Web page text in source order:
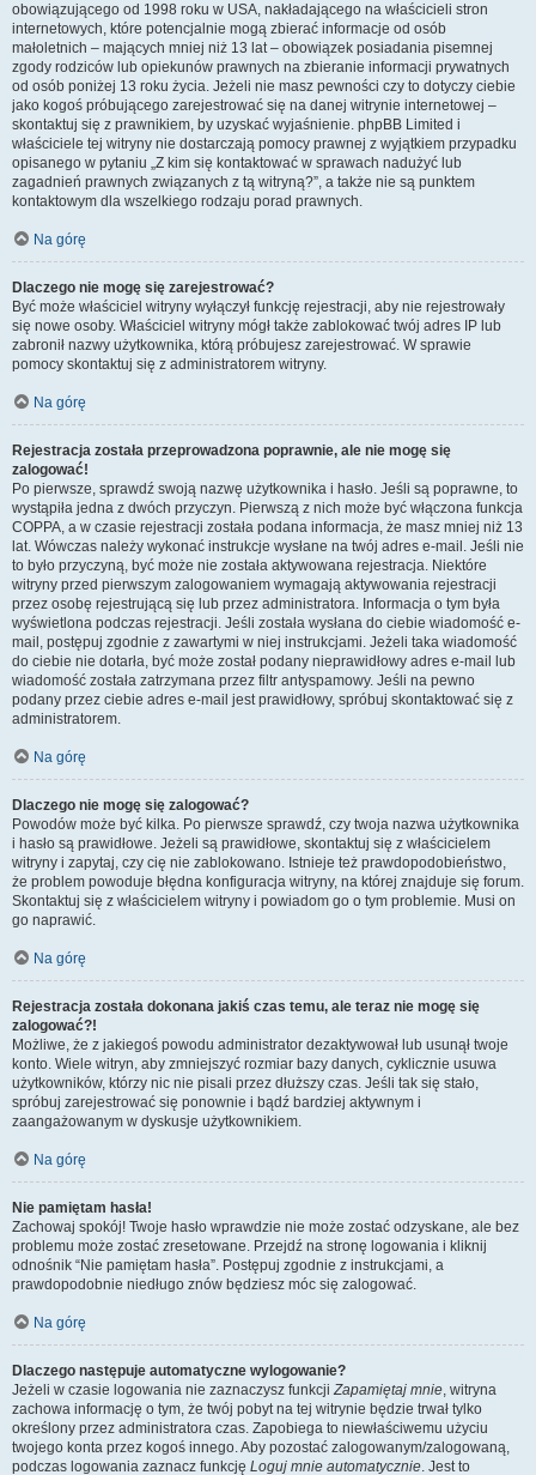
obowiązującego od 1998 roku w USA, nakładającego na właścicieli stron
internetowych, które potencjalnie mogą zbierać informacje od osób
małoletnich – mających mniej niż 13 lat – obowiązek posiadania pisemnej
zgody rodziców lub opiekunów prawnych na zbieranie informacji prywatnych
od osób poniżej 13 roku życia. Jeżeli nie masz pewności czy to dotyczy ciebie
jako kogoś próbującego zarejestrować się na danej witrynie internetowej –
skontaktuj się z prawnikiem, by uzyskać wyjaśnienie. phpBB Limited i
właściciele tej witryny nie dostarczają pomocy prawnej z wyjątkiem przypadku
opisanego w pytaniu „Z kim się kontaktować w sprawach nadużyć lub
zagadnień prawnych związanych z tą witryną?”, a także nie są punktem
kontaktowym dla wszelkiego rodzaju porad prawnych.
Na górę
Dlaczego nie mogę się zarejestrować?
Być może właściciel witryny wyłączył funkcję rejestracji, aby nie rejestrowały
się nowe osoby. Właściciel witryny mógł także zablokować twój adres IP lub
zabronił nazwy użytkownika, którą próbujesz zarejestrować. W sprawie
pomocy skontaktuj się z administratorem witryny.
Na górę
Rejestracja została przeprowadzona poprawnie, ale nie mogę się
zalogować!
Po pierwsze, sprawdź swoją nazwę użytkownika i hasło. Jeśli są poprawne, to
wystąpiła jedna z dwóch przyczyn. Pierwszą z nich może być włączona funkcja
COPPA, a w czasie rejestracji została podana informacja, że masz mniej niż 13
lat. Wówczas należy wykonać instrukcje wysłane na twój adres e-mail. Jeśli nie
to było przyczyną, być może nie została aktywowana rejestracja. Niektóre
witryny przed pierwszym zalogowaniem wymagają aktywowania rejestracji
przez osobę rejestrującą się lub przez administratora. Informacja o tym była
wyświetlona podczas rejestracji. Jeśli została wysłana do ciebie wiadomość e-
mail, postępuj zgodnie z zawartymi w niej instrukcjami. Jeżeli taka wiadomość
do ciebie nie dotarła, być może został podany nieprawidłowy adres e-mail lub
wiadomość została zatrzymana przez filtr antyspamowy. Jeśli na pewno
podany przez ciebie adres e-mail jest prawidłowy, spróbuj skontaktować się z
administratorem.
Na górę
Dlaczego nie mogę się zalogować?
Powodów może być kilka. Po pierwsze sprawdź, czy twoja nazwa użytkownika
i hasło są prawidłowe. Jeżeli są prawidłowe, skontaktuj się z właścicielem
witryny i zapytaj, czy cię nie zablokowano. Istnieje też prawdopodobieństwo,
że problem powoduje błędna konfiguracja witryny, na której znajduje się forum.
Skontaktuj się z właścicielem witryny i powiadom go o tym problemie. Musi on
go naprawić.
Na górę
Rejestracja została dokonana jakiś czas temu, ale teraz nie mogę się
zalogować?!
Możliwe, że z jakiegoś powodu administrator dezaktywował lub usunął twoje
konto. Wiele witryn, aby zmniejszyć rozmiar bazy danych, cyklicznie usuwa
użytkowników, którzy nic nie pisali przez dłuższy czas. Jeśli tak się stało,
spróbuj zarejestrować się ponownie i bądź bardziej aktywnym i
zaangażowanym w dyskusje użytkownikiem.
Na górę
Nie pamiętam hasła!
Zachowaj spokój! Twoje hasło wprawdzie nie może zostać odzyskane, ale bez
problemu może zostać zresetowane. Przejdź na stronę logowania i kliknij
odnośnik “Nie pamiętam hasła”. Postępuj zgodnie z instrukcjami, a
prawdopodobnie niedługo znów będziesz móc się zalogować.
Na górę
Dlaczego następuje automatyczne wylogowanie?
Jeżeli w czasie logowania nie zaznaczysz funkcjiZapamiętaj mnie, witryna
zachowa informację o tym, że twój pobyt na tej witrynie będzie trwał tylko
określony przez administratora czas. Zapobiega to niewłaściwemu użyciu
twojego konta przez kogoś innego. Aby pozostać zalogowanym/zalogowaną,
podczas logowania zaznacz funkcję Loguj mnie automatycznie. Jest to